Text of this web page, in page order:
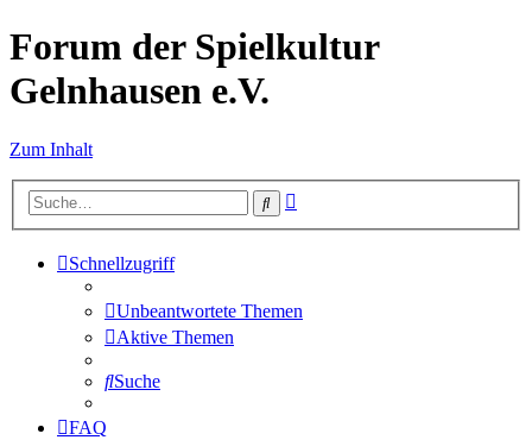
Forum der Spielkultur
Gelnhausen e.V.
Zum Inhalt
Suche
Schnellzugriff
Unbeantwortete Themen
Aktive Themen
Suche
FAQ